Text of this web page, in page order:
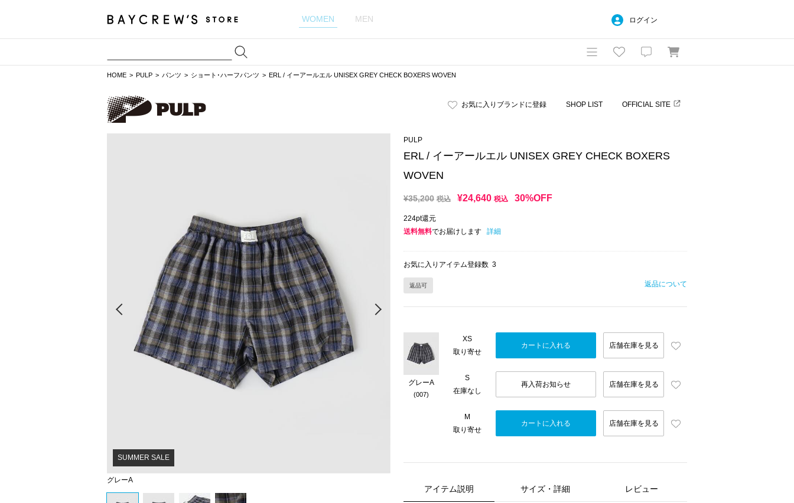
WOMEN MEN ログイン
HOME PULP パンツ ショート･ハーフパンツ ERL / イーアールエル UNISEX GREY CHECK BOXERS WOVEN
お気に入りブランドに登録 SHOP LIST OFFICIAL SITE
グレーA
SUMMER SALE
PULP
ERL / イーアールエル UNISEX GREY CHECK BOXERS
WOVEN
¥35,200 税込 ¥24,640 税込 30%OFF
224pt還元
送料無料でお届けします 詳細
お気に入りアイテム登録数 3
返品可 返品について
グレーA
(007)
XS
取り寄せ
カートに入れる 店舗在庫を見る
S
在庫なし
再入荷お知らせ 店舗在庫を見る
M
取り寄せ
カートに入れる 店舗在庫を見る
アイテム説明 サイズ・詳細 レビュー